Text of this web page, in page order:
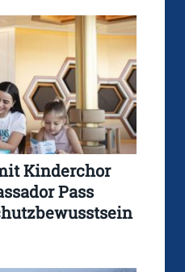
Kinderchor
Pass